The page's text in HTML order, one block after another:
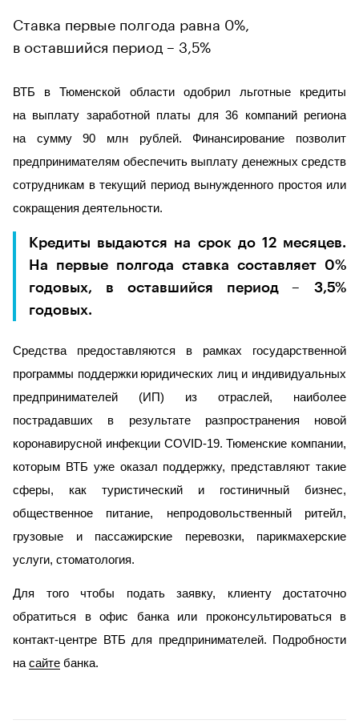
Ставка первые полгода равна 0%,
в оставшийся период – 3,5%
ВТБ в Тюменской области одобрил льготные кредиты
на выплату заработной платы для 36 компаний региона
на сумму 90 млн рублей. Финансирование позволит
предпринимателям обеспечить выплату денежных средств
сотрудникам в текущий период вынужденного простоя или
сокращения деятельности.
Кредиты выдаются на срок до 12 месяцев.
На первые полгода ставка составляет 0%
годовых, в оставшийся период– 3,5%
годовых.
Средства предоставляются в рамках государственной
программы поддержки юридических лиц и индивидуальных
предпринимателей (ИП) из отраслей, наиболее
пострадавших в результате разпространения новой
коронавирусной инфекции COVID-19.Тюменские компании,
которым ВТБ уже оказал поддержку, представляют такие
сферы, как туристический и гостиничный бизнес,
общественное питание, непродовольственный ритейл,
грузовые и пассажирские перевозки, парикмахерские
услуги, стоматология.
Для того чтобы подать заявку, клиенту достаточно
обратиться в офис банка или проконсультироваться в
контакт-центре ВТБ для предпринимателей. Подробности
насайте банка.